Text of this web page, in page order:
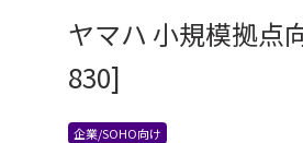
ヤマハ 小規模拠点
830]
企業/SOHO向け